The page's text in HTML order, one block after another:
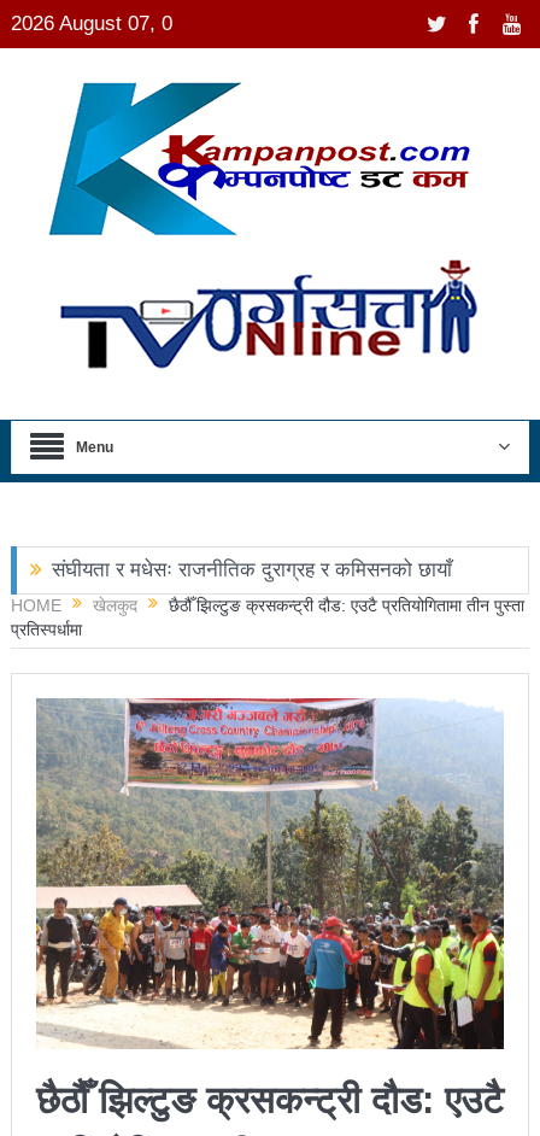
2026 August 07, 0
Menu
संघीयता र मधेसः राजनीतिक दुराग्रह र कमिसनको छायाँ
छोराले फलामको पाइपले हान्दा बाबुको मृत्यु
काङ्ग्रेस नेता मिश्रको आरोप : बालेन सरकारले सिमा क्षेत्रका
जनतालाई अनावश्यक दु:ख दियो
पूर्वप्रधानमन्त्री ओलीलाई पितृशोक
नवनिर्वाचित राष्ट्रिय सभा सदस्यहरुले शपथ लिए
चार स्थानमा रास्वपा विजयीः काँग्रेस र नेकपाले खाता खोले
रञ्जु दर्शना विजयीः अधिकांश स्थानमा रास्वपा अगाडि
प्रतिनिधिसभा सदस्य निर्वाचनः ६० प्रतिशत मत खस्यो,
काठमाडौँसहित केही स्थानमा रातीदेखि नै गणना सुरु हुने
निर्वाचनले सङ्घीय लोकतान्त्रिक गणतन्त्रात्मक प्रणालीलाई
अझ सुदृढ बनाएको छः प्रचण्ड
HOME खेलकुद
छैठौँ झिल्टुङ क्रसकन्ट्री दौड: एउटै प्रतियोगितामा तीन पुस्ता
प्रतिस्पर्धामा
छैठौँ झिल्टुङ क्रसकन्ट्री दौड: एउटै